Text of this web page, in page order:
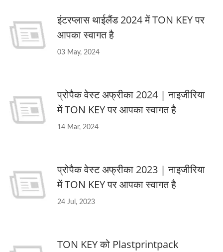
इंटरप्लास थाईलैंड 2024 में TON KEY पर
आपका स्वागत है
03 May, 2024
प्रोपैक वेस्ट अफ्रीका 2024 | नाइजीरिया
में TON KEY पर आपका स्वागत है
14 Mar, 2024
प्रोपैक वेस्ट अफ्रीका 2023 | नाइजीरिया
में TON KEY पर आपका स्वागत है
24 Jul, 2023
TON KEY को Plastprintpack